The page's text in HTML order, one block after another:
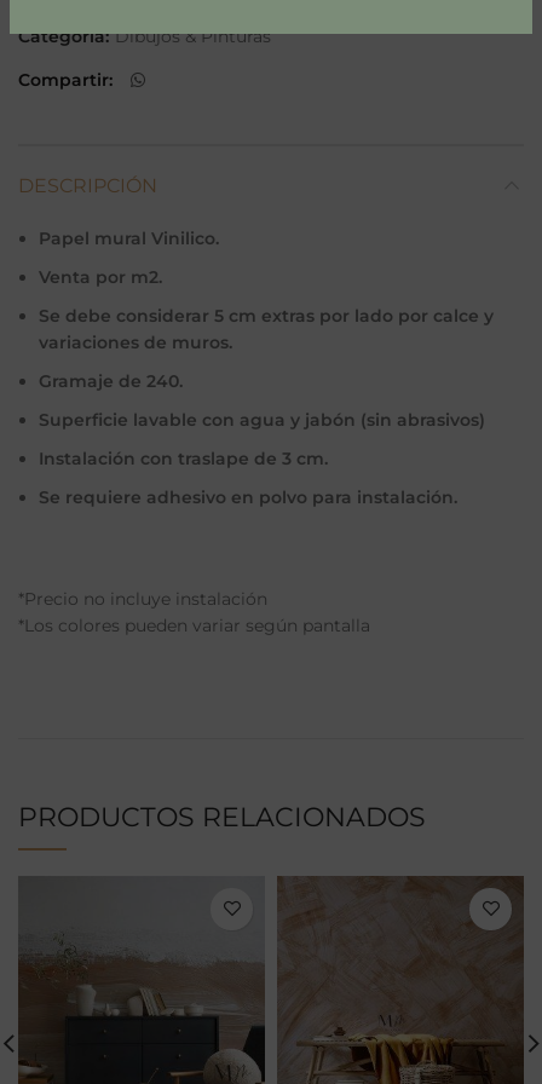
Categoría:Dibujos & Pinturas
Compartir
DESCRIPCIÓN
Papel mural Vinilico.
Venta por m2.
Se debe considerar 5 cm extras por lado por calce y
variaciones de muros.
Gramaje de 240.
Superficie lavable con agua y jabón (sin abrasivos)
Instalación con traslape de 3 cm.
Se requiere adhesivo en polvo para instalación.
*Precio no incluye instalación
*Los colores pueden variar según pantalla
PRODUCTOS RELACIONADOS